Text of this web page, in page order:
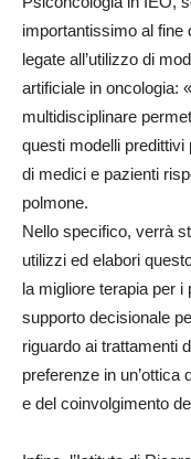
importantissimo al fine
legate all’utilizzo di
artificiale in oncologia:
multidisciplinare
questi modelli
di medici e pazienti
polmone.
Nello specifico, verrà
utilizzi ed elabori
la migliore terapia per
supporto decisionale
riguardo ai trattamenti
preferenze in
e del coinvolgimento